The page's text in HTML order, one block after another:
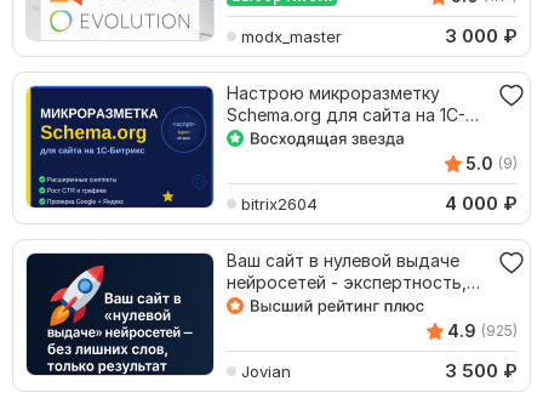
modx_master 3 000 ₽
Настрою микроразметку
Schema.org для сайта на 1С-
Битрикс
5.0 (9)
bitrix2604 4 000 ₽
Ваш сайт в нулевой выдаче
нейросетей - экспертность,
которой доверяют
4.9 (925)
Jovian 3 500 ₽